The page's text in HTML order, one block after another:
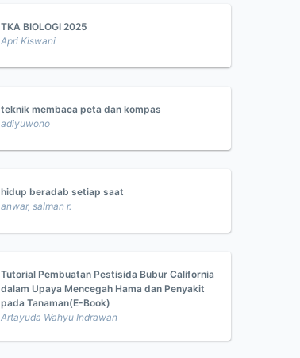
TKA BIOLOGI 2025
Apri Kiswani
teknik membaca peta dan kompas
adiyuwono
hidup beradab setiap saat
anwar, salman r.
Tutorial Pembuatan Pestisida Bubur California
dalam Upaya Mencegah Hama dan Penyakit
pada Tanaman(E-Book)
Artayuda Wahyu Indrawan